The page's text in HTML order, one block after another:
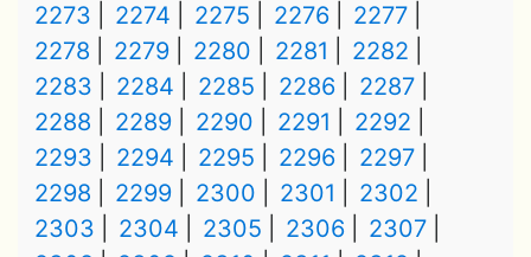
2273
2274 2275 2276
2277
2278
2279 2280 2281
2282
2283
2284 2285 2286
2287
2288
2289 2290 2291
2292
2293
2294 2295 2296
2297
2298
2299 2300 2301
2302
2303
2304 2305 2306
2307